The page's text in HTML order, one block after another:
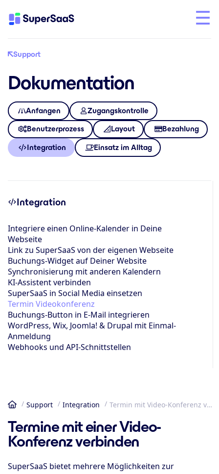
Support
Dokumentation
Anfangen Zugangskontrolle
Benutzerprozess Layout Bezahlung
Integration Einsatz im Alltag
Integration
Integriere einen Online-Kalender in Deine
Webseite
Link zu SuperSaaS von der eigenen Webseite
Buchungs-Widget auf Deiner Website
Synchronisierung mit anderen Kalendern
KI-Assistent verbinden
SuperSaaS in Social Media einsetzen
Termin Videokonferenz
Buchungs-Button in E-Mail integrieren
WordPress, Wix, Joomla! & Drupal mit Einmal-
Anmeldung
Webhooks und API-Schnittstellen
Startseite
Support Integration Termin mit Video-Konferenz verbinden
Termine mit einer Video-
Konferenz verbinden
SuperSaaS bietet mehrere Möglichkeiten zur